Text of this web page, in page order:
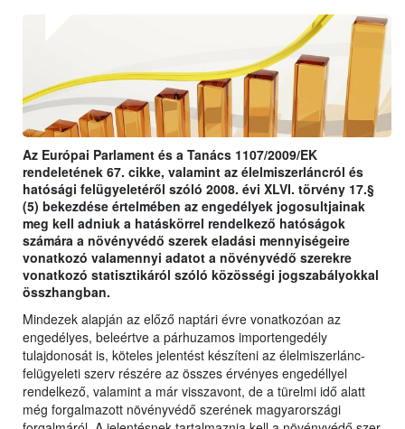
Az Európai Parlament és a Tanács 1107/2009/EK
rendeletének 67. cikke, valamint az élelmiszerláncról és
hatósági felügyeletéről szóló 2008. évi XLVI. törvény 17.§
(5) bekezdése értelmében az engedélyek jogosultjainak
meg kell adniuk a hatáskörrel rendelkező hatóságok
számára a növényvédő szerek eladási mennyiségeire
vonatkozó valamennyi adatot a növényvédő szerekre
vonatkozó statisztikáról szóló közösségi jogszabályokkal
összhangban.
Mindezek alapján az előző naptári évre vonatkozóan az
engedélyes, beleértve a párhuzamos importengedély
tulajdonosát is, köteles jelentést készíteni az élelmiszerlánc-
felügyeleti szerv részére az összes érvényes engedéllyel
rendelkező, valamint a már visszavont, de a türelmi idő alatt
még forgalmazott növényvédő szerének magyarországi